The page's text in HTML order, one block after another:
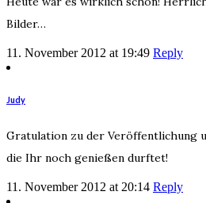
Bilder…
11. November 2012 at 19:49 Reply
Judy
Gratulation zu der Veröffentlichung
die Ihr noch genießen durftet!
11. November 2012 at 20:14 Reply